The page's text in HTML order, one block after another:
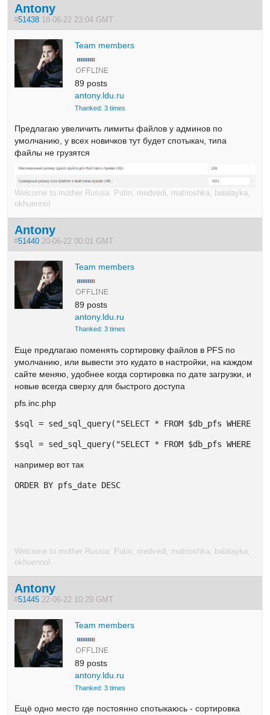
Antony
#51438 18-06-22 23:04 GMT
Team members
89 posts
antony.ldu.ru
Thanked: 3 times
Предлагаю увеличить лимиты файлов у админов по
умолчанию, у всех новичков тут будет спотыкач, типа
файлы не грузятся
Welcome to mother Russia: Putin, medvedi, matrioshka, balalayka,
okhuenno!
Antony
#51440 20-06-22 00:01 GMT
Team members
89 posts
antony.ldu.ru
Thanked: 3 times
Еще предлагаю поменять сортировку файлов в PFS по
умолчанию, или вывести это кудато в настройки, на каждом
сайте меняю, удобнее когда сортировка по дате загрузки, и
новые всегда сверху для быстрого доступа
pfs.inc.php
$sql = sed_sql_query("SELECT * FROM $db_pfs
$sql = sed_sql_query("SELECT * FROM $db_pfs
например вот так
ORDER BY pfs_date DESC
Welcome to mother Russia: Putin, medvedi, matrioshka, balalayka,
okhuenno!
Antony
#51445 22-06-22 10:29 GMT
Team members
89 posts
antony.ldu.ru
Thanked: 3 times
Ещё одно место где постоянно спотыкаюсь - сортировка